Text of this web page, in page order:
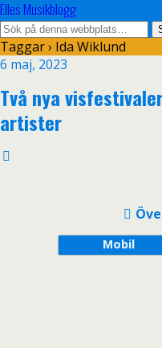
Elles Musikblogg
Taggar › Ida Wiklund
6 maj, 2023
Två nya
artister
Mobil